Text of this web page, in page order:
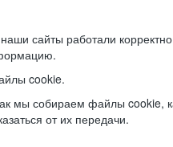
сайты работали
cookie.
мы собираем файлы cookie,
от их передачи.